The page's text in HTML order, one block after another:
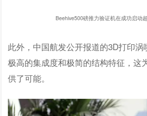
Beehive500磅推力验证机在成功启动
此外，中国航发公开报道的3D打印
极高的集成度和极简的结构特征，这
供了可能。